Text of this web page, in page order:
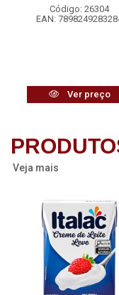
Código: 26304
EAN:
Ver preço
Veja mais